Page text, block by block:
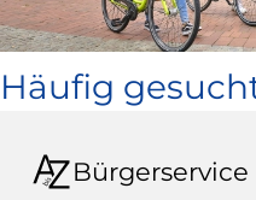
Häufig
Bürgerservice